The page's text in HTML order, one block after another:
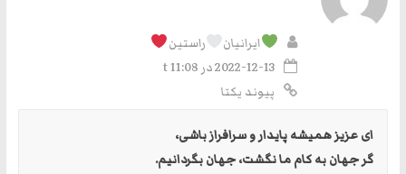
ایرانیان
راستین
2022-12-13 در t 11:08
پیوند یکتا
ای عزیز همیشه پایدار و سرافراز باشی،
گر جهان به کام ما نگشت، جهان بگردانیم.